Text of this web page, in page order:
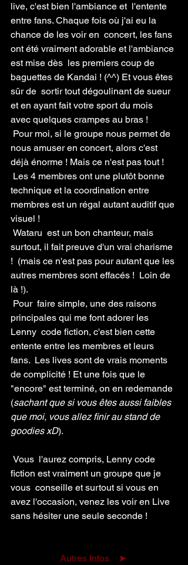
live, c'est bien l'ambiance et  l'entente
entre fans. Chaque fois où j'ai eu la
chance de les voir en  concert, les fans
ont été vraiment adorable et l'ambiance
est mise dès  les premiers coup de
baguettes de Kandai ! (^^) Et vous êtes
sûr de  sortir tout dégoulinant de sueur
et en ayant fait votre sport du mois
avec quelques crampes au bras !
nous amuser en concert, alors c'est
déjà énorme ! Mais ce n'est pas tout !
technique et la coordination entre
membres est un régal autant auditif que
visuel !
surtout, il fait preuve d'un vrai charisme
!  (mais ce n'est pas pour autant que les
autres membres sont effacés !  Loin de
là !).
principales qui me font adorer les
Lenny  code fiction, c'est bien cette
entente entre les membres et leurs
fans.  Les lives sont de vrais moments
de complicité ! Et une fois que le
"encore" est terminé, on en redemande
(sachant que si vous êtes aussi faibles
que moi, vous allez finir au stand de
goodies xD).
fiction est vraiment un groupe que je
vous  conseille et surtout si vous en
avez l'occasion, venez les voir en Live
sans hésiter une seule seconde !
Autres Infos    ►